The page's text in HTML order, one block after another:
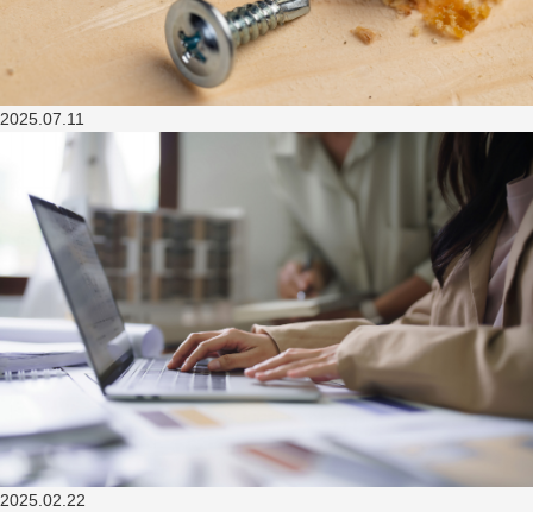
2025.07.11
2025.02.22